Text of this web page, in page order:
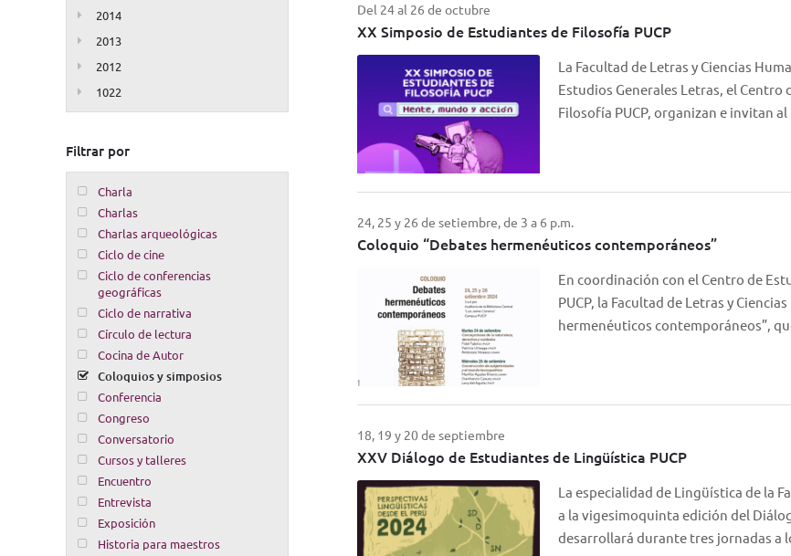
2014
2013
2012
1022
Filtrar por
Charla
Charlas
Charlas arqueológicas
Ciclo de cine
Ciclo de conferencias
geográficas
Ciclo de narrativa
Círculo de lectura
Cocina de Autor
Coloquios y simposios
Conferencia
Congreso
Conversatorio
Cursos y talleres
Encuentro
Entrevista
Exposición
Historia para maestros
Del 24 al 26 de octubre
XX Simposio de Estudiantes de Filosofía PUCP
La Facultad de Letras y Ciencias
Estudios Generales Letras, el
Filosofía PUCP, organizan e invitan
24, 25 y 26 de setiembre, de 3 a 6 p.m.
Coloquio “Debates hermenéuticos contemporáneos”
En coordinación con el Centro de
PUCP, la Facultad de Letras y
hermenéuticos contemporáneos”,
18, 19 y 20 de septiembre
XXV Diálogo de Estudiantes de Lingüística PUCP
La especialidad de Lingüística de la
a la vigesimoquinta edición del
desarrollará durante tres jornadas a